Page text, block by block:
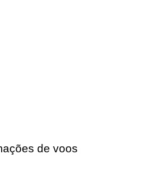
de voos